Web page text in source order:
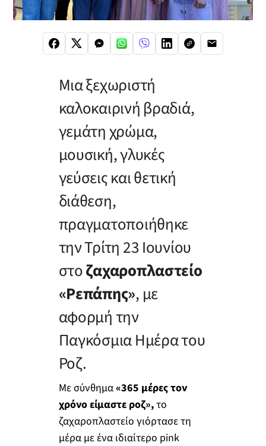
Μια ξεχωριστή
καλοκαιρινή βραδιά,
γεμάτη χρώμα,
μουσική, γλυκές
γεύσεις και θετική
διάθεση,
πραγματοποιήθηκε
την Τρίτη 23 Ιουνίου
στοζαχαροπλαστείο
«Ρεπάπης», με
αφορμή την
Παγκόσμια Ημέρα του
Ροζ.
Με σύνθημα«365 μέρες τον
χρόνο είμαστε ροζ»,το
ζαχαροπλαστείο γιόρτασε τη
μέρα με ένα ιδιαίτερο pink